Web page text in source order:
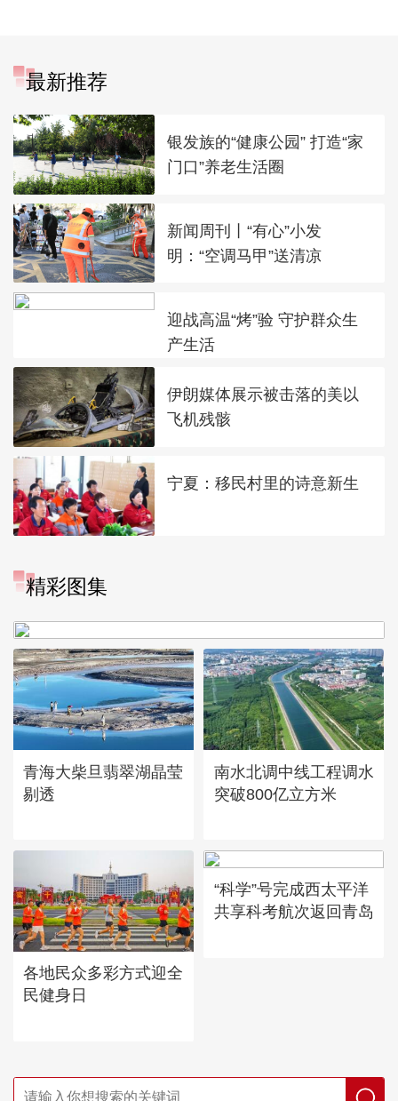
最新推荐
银发族的“健康公园” 打造“家
门口”养老生活圈
新闻周刊丨“有心”小发
明：“空调马甲”送清凉
迎战高温“烤”验 守护群众生
产生活
伊朗媒体展示被击落的美以
飞机残骸
宁夏：移民村里的诗意新生
精彩图集
“大地指纹”奏响夏夜文旅乐
青海大柴旦翡翠湖晶莹
剔透
南水北调中线工程调水
突破800亿立方米
各地民众多彩方式迎全
民健身日
“科学”号完成西太平洋
共享科考航次返回青岛